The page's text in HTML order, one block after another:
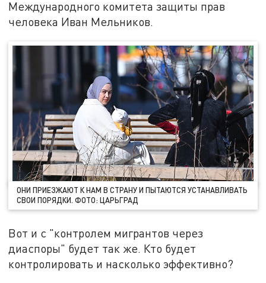
Международного комитета защиты прав
человека Иван Мельников.
ОНИ ПРИЕЗЖАЮТ К НАМ В СТРАНУ И ПЫТАЮТСЯ УСТАНАВЛИВАТЬ
СВОИ ПОРЯДКИ. ФОТО: ЦАРЬГРАД
Вот и с "контролем мигрантов через
диаспоры" будет так же. Кто будет
контролировать и насколько эффективно?